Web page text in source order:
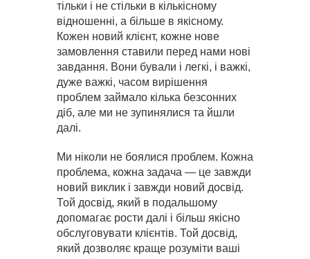
тільки і не стільки в кількісному
відношенні, а більше в якісному.
Кожен новий клієнт, кожне нове
замовлення ставили перед нами нові
завдання. Вони бували і легкі, і важкі,
дуже важкі, часом вирішення
проблем займало кілька безсонних
діб, але ми не зупинялися та йшли
далі.
Ми ніколи не боялися проблем. Кожна
проблема, кожна задача — це завжди
новий виклик і завжди новий досвід.
Той досвід, який в подальшому
допомагає рости далі і більш якісно
обслуговувати клієнтів. Той досвід,
який дозволяє краще розуміти ваші